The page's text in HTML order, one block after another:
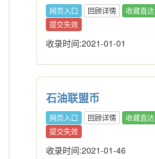
网页入口 回顾详情
收藏直达
提交失效
收录时间:2021-01-01
石油联盟币
网页入口 回顾详情
收藏直达
提交失效
收录时间:2021-01-46